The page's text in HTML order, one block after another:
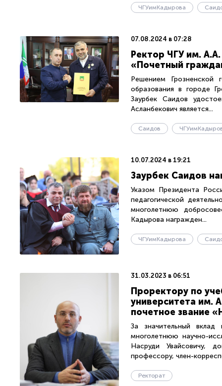
ЧГУимКадырова
07.08.2024 в 07:28
Ректор ЧГУ им.
«Почетный
Решением Грозненской
образования в городе
Заурбек Саидов
Асланбекович является...
Саидов
10.07.2024 в 19:21
Заурбек Саидов
Указом Президента
педагогической
многолетнюю
Кадырова награжден...
ЧГУимКадырова
31.03.2023 в 06:51
Проректору по
университета им.
почетное звание
За значительный
многолетнюю научно-
Насруди Увайсовичу,
профессору, член-
Ректорат